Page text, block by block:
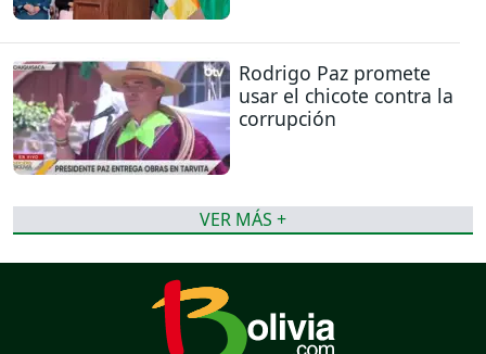
Rodrigo Paz promete
usar el chicote contra la
corrupción
VER MÁS +